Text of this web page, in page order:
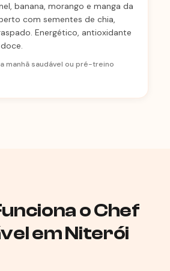
banana, morango e manga da
com sementes de chia,
Energético, antioxidante
manhã saudável ou pré-treino
o Chef
em Niterói